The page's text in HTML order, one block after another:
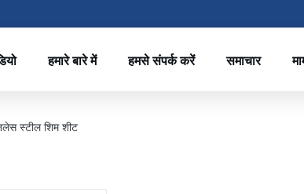
हमारे बारे में हमसे संपर्क करें समाचार
स्टील शिम शीट